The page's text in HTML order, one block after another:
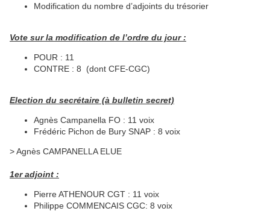
Modification du nombre d’adjoints du trésorier
Vote sur la modification de l’ordre du jour :
POUR : 11
CONTRE : 8 (dont CFE-CGC)
Election du secrétaire (à bulletin secret)
Agnès Campanella FO : 11 voix
Frédéric Pichon de Bury SNAP : 8 voix
> Agnès CAMPANELLA ELUE
1er adjoint :
Pierre ATHENOUR CGT : 11 voix
Philippe COMMENCAIS CGC: 8 voix